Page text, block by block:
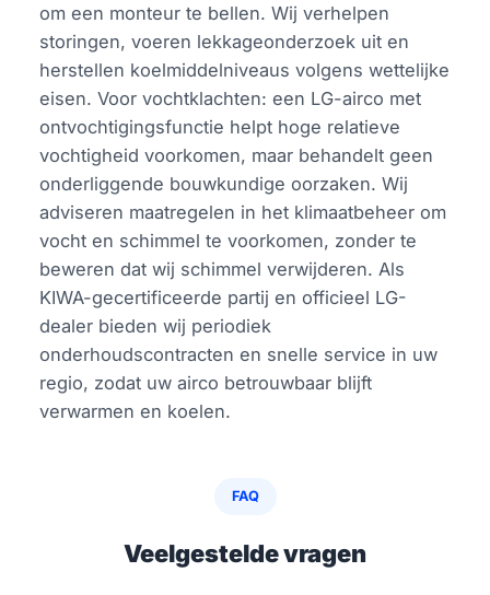
om een monteur te bellen. Wij verhelpen
storingen, voeren lekkageonderzoek uit en
herstellen koelmiddelniveaus volgens wettelijke
eisen. Voor vochtklachten: een LG-airco met
ontvochtigingsfunctie helpt hoge relatieve
vochtigheid voorkomen, maar behandelt geen
onderliggende bouwkundige oorzaken. Wij
adviseren maatregelen in het klimaatbeheer om
vocht en schimmel te voorkomen, zonder te
beweren dat wij schimmel verwijderen. Als
KIWA-gecertificeerde partij en officieel LG-
dealer bieden wij periodiek
onderhoudscontracten en snelle service in uw
regio, zodat uw airco betrouwbaar blijft
verwarmen en koelen.
FAQ
Veelgestelde vragen